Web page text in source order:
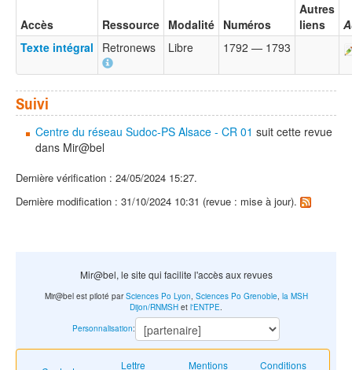
Accès Ressource Modalité Numéros
Autres
liens
Texte intégral
Retronews Libre 1792 — 1793
Suivi
Centre du réseau Sudoc-PS Alsace - CR 01 suit cette revue
dans Mir@bel
Dernière vérification : 24/05/2024 15:27.
Dernière modification : 31/10/2024 10:31 (revue : mise à jour).
Mir@bel, le site qui facilite l'accès aux revues
Lettre Mentions Conditions
Mir@bel est piloté parSciences Po Lyon, Sciences Po Grenoble, la MSH
Dijon/RNMSH et l'ENTPE.
Personnalisation: